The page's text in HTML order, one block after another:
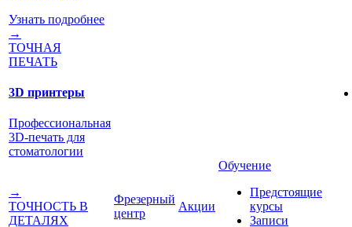
Узнать подробнее
→
ТОЧНАЯ
ПЕЧАТЬ
3D принтеры
Профессиональная
3D-печать для
стоматологии
→
ТОЧНОСТЬ В
ДЕТАЛЯХ
Фрезерный
центр
Акции
Обучение
Предстоящие
курсы
Записи